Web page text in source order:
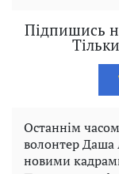
Підпишись
Останнім
волонтер Даша
новими